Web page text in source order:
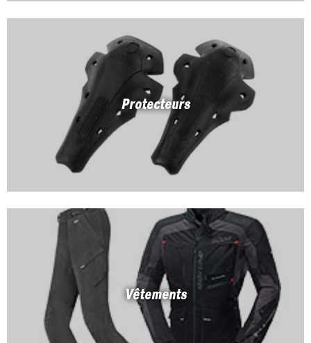
Protecteurs
Vêtements